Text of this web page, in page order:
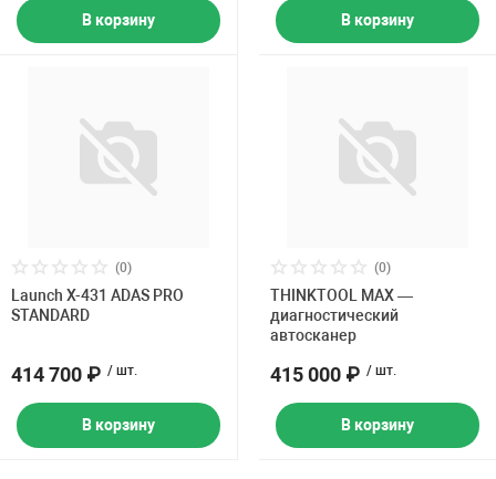
В корзину В корзину
(0)
Launch X-431 ADAS PRO
STANDARD
414 700 ₽ / шт.
В корзину
(0)
THINKTOOL MAX —
диагностический
автосканер
415 000 ₽ / шт.
В корзину